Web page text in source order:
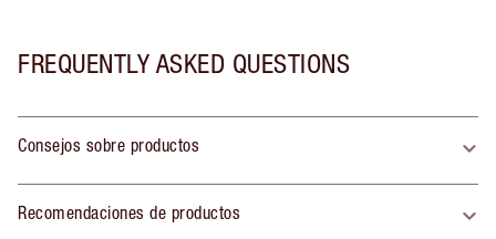
FREQUENTLY ASKED QUESTIONS
Consejos sobre productos
Recomendaciones de productos